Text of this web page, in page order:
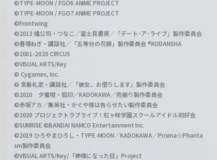
©TYPE-MOON / FGO6 ANIME PROJECT
©TYPE-MOON / FGO7 ANIME PROJECT
©Frontwing
©2013 橘公司・つなこ／富士見書房／「デート･ア･ライブ」製作委員会
©春場ねぎ・講談社／「五等分の花嫁」製作委員会 ®KODANSHA
©2001-2020 CIRCUS
©VISUAL ARTS/Key
© Cygames, Inc.
© 宮島礼吏・講談社／「彼女、お借りします」製作委員会
©2020 夕蜜柑・狐印／KADOKAWA／防振り製作委員会
©赤坂アカ／集英社・かぐや様は告らせたい製作委員会
©2020 プロジェクトラブライブ！虹ヶ咲学園スクールアイドル同好会
©SUNRISE ©BANDAI NAMCO Entertainment Inc.
©2019 ひろやまひろし・TYPE-MOON／KADOKAWA／Prisma☆Phanta
sm製作委員会
©VISUAL ARTS/Key/「神様になった日」Project